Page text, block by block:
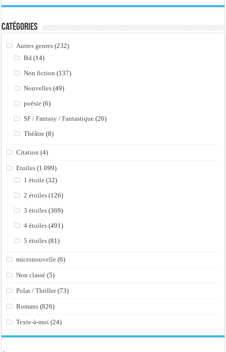
Catégories
Autres genres (232)
Bd (14)
Non fiction (137)
Nouvelles (49)
poésie (6)
SF / Fantasy / Fantastique (26)
Théâtre (8)
Citation (4)
Etoiles (1 099)
1 étoile (32)
2 étoiles (126)
3 étoiles (369)
4 étoiles (491)
5 étoiles (81)
micronouvelle (6)
Non classé (5)
Polar / Thriller(73)
Romans (826)
Texte-à-moi (24)